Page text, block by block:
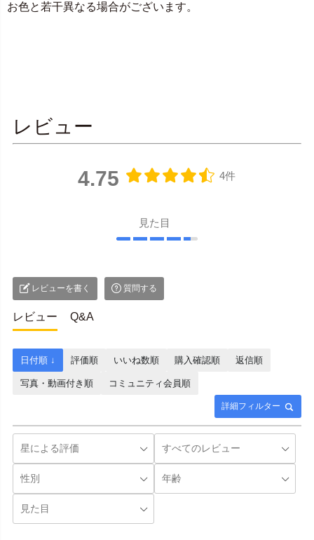
お色と若干異なる場合がございます。
レビュー
4.75 4件
見た目
レビューを書く 質問する
レビュー Q&A
詳細フィルター
日付順 ↓ 評価順 いいね数順 購入確認順 返信順
写真・動画付き順 コミュニティ会員順